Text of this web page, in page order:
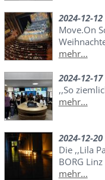
2024-12-12
Move.On
mehr...
2024-12-17
,,So
mehr...
2024-12-20
Die ,,Lila
BORG Linz
mehr...